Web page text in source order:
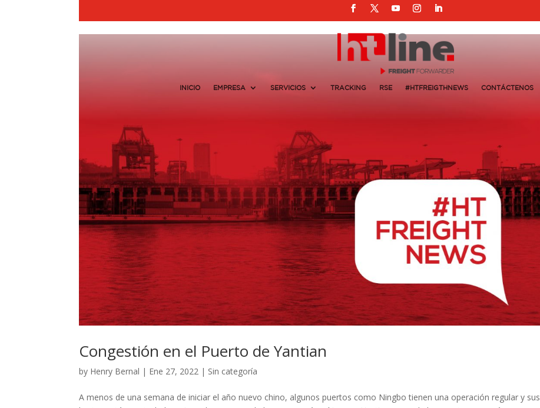
INICIO EMPRESA SERVICIOS TRACKING RSE #HTFREIGTHNEWS CONTÁCTENOS
Congestión en el Puerto de Yantian
by Henry Bernal | Ene 27, 2022 | Sin categoría
A menos de una semana de iniciar el año nuevo chino, algunos puertos como Ningbo tienen una operación regular y sus